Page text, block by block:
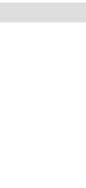
的單行本後記也完整
努力之路感動再加